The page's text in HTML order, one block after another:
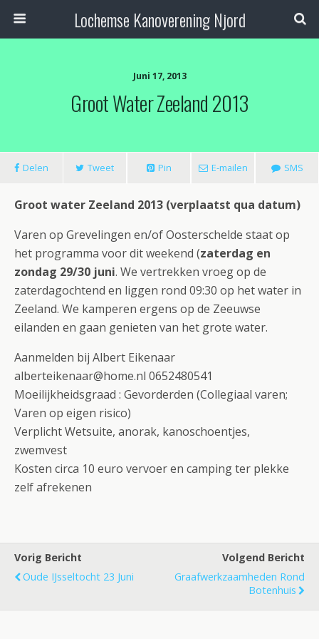
Lochemse Kanoverening Njord
Juni 17, 2013
Groot Water Zeeland 2013
Delen Tweet Pin E-mailen SMS
Groot water Zeeland 2013 (verplaatst qua datum)
Varen op Grevelingen en/of Oosterschelde staat op
het programma voor dit weekend (zaterdag en
zondag 29/30 juni. We vertrekken vroeg op de
zaterdagochtend en liggen rond 09:30 op het water in
Zeeland. We kamperen ergens op de Zeeuwse
eilanden en gaan genieten van het grote water.
Aanmelden bij Albert Eikenaar
alberteikenaar@home.nl 0652480541
Moeilijkheidsgraad : Gevorderden (Collegiaal varen;
Varen op eigen risico)
Verplicht Wetsuite, anorak, kanoschoentjes,
zwemvest
Kosten circa 10 euro vervoer en camping ter plekke
zelf afrekenen
Vorig Bericht
Oude IJsseltocht 23 Juni
Volgend Bericht
Graafwerkzaamheden Rond
Botenhuis